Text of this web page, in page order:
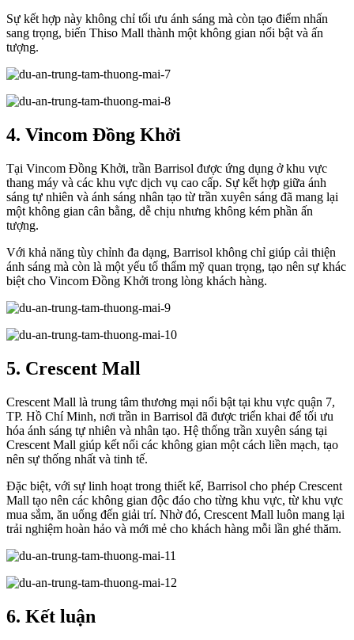
Sự kết hợp này không chỉ tối ưu ánh sáng mà còn tạo điểm nhấn
sang trọng, biến Thiso Mall thành một không gian nổi bật và ấn
tượng.
4. Vincom Đồng Khởi
Tại Vincom Đồng Khởi, trần Barrisol được ứng dụng ở khu vực
thang máy và các khu vực dịch vụ cao cấp. Sự kết hợp giữa ánh
sáng tự nhiên và ánh sáng nhân tạo từ trần xuyên sáng đã mang lại
một không gian cân bằng, dễ chịu nhưng không kém phần ấn
tượng.
Với khả năng tùy chỉnh đa dạng, Barrisol không chỉ giúp cải thiện
ánh sáng mà còn là một yếu tố thẩm mỹ quan trọng, tạo nên sự khác
biệt cho Vincom Đồng Khởi trong lòng khách hàng.
5. Crescent Mall
Crescent Mall là trung tâm thương mại nổi bật tại khu vực quận 7,
TP. Hồ Chí Minh, nơi trần in Barrisol đã được triển khai để tối ưu
hóa ánh sáng tự nhiên và nhân tạo. Hệ thống trần xuyên sáng tại
Crescent Mall giúp kết nối các không gian một cách liền mạch, tạo
nên sự thống nhất và tinh tế.
Đặc biệt, với sự linh hoạt trong thiết kế, Barrisol cho phép Crescent
Mall tạo nên các không gian độc đáo cho từng khu vực, từ khu vực
mua sắm, ăn uống đến giải trí. Nhờ đó, Crescent Mall luôn mang lại
trải nghiệm hoàn hảo và mới mẻ cho khách hàng mỗi lần ghé thăm.
6. Kết luận